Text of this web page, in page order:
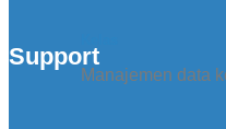
Manajemen data
Support